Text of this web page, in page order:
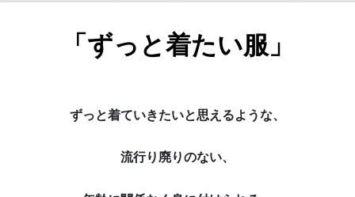
「ずっと着たい服」
ずっと着ていきたいと思えるような、
流行り廃りのない、